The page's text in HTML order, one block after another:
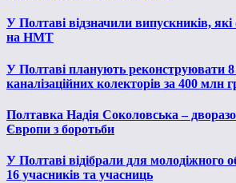
У Полтаві відзначили випускників,
на НМТ
У Полтаві планують реконструювати 8
каналізаційних колекторів за 400 млн
Полтавка Надія Соколовська –
Європи з боротьби
У Полтаві відібрали для молодіжного
16 учасників та учасниць